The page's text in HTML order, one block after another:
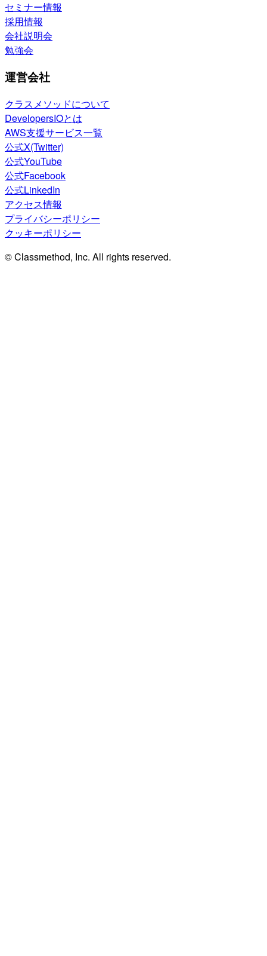
セミナー情報
採用情報
会社説明会
勉強会
運営会社
クラスメソッドについて
DevelopersIOとは
AWS支援サービス一覧
公式X(Twitter)
公式YouTube
公式Facebook
公式LinkedIn
アクセス情報
プライバシーポリシー
クッキーポリシー
© Classmethod, Inc. All rights reserved.